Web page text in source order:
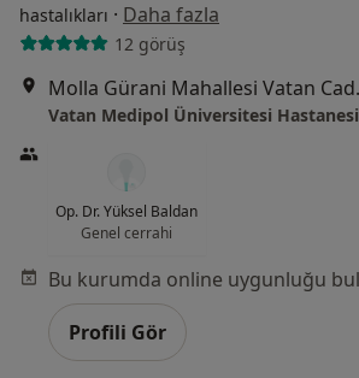
hastalıkları · Daha fazla
12 görüş
Vatan Medipol Üniversitesi Hastanesi
Op. Dr. Yüksel Baldan
Genel cerrahi
Profili Gör